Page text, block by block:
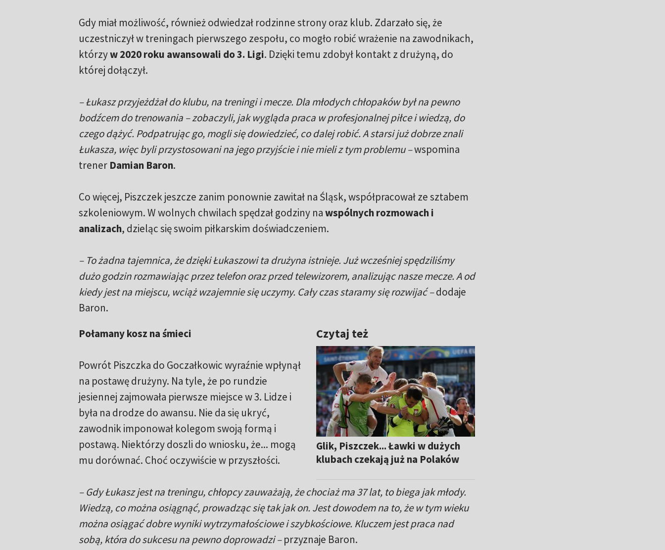
Gdy miał możliwość, również odwiedzał rodzinne strony oraz klub. Zdarzało się, że
uczestniczył w treningach pierwszego zespołu, co mogło robić wrażenie na zawodnikach,
którzyw 2020 roku awansowali do 3. Ligi. Dzięki temu zdobył kontakt z drużyną, do
której dołączył.
– Łukasz przyjeżdżał do klubu, na treningi i mecze. Dla młodych chłopaków był na pewno
bodźcem do trenowania – zobaczyli, jak wygląda praca w profesjonalnej piłce i wiedzą, do
czego dążyć. Podpatrując go, mogli się dowiedzieć, co dalej robić. A starsi już dobrze znali
Łukasza, więc byli przystosowani na jego przyjście i nie mieli z tym problemu –wspomina
trener Damian Baron.
Co więcej, Piszczek jeszcze zanim ponownie zawitał na Śląsk, współpracował ze sztabem
szkoleniowym. W wolnych chwilach spędzał godziny nawspólnych rozmowach i
analizach, dzieląc się swoim piłkarskim doświadczeniem.
– To żadna tajemnica, że dzięki Łukaszowi ta drużyna istnieje. Już wcześniej spędziliśmy
dużo godzin rozmawiając przez telefon oraz przed telewizorem, analizując nasze mecze. A od
kiedy jest na miejscu, wciąż wzajemnie się uczymy. Cały czas staramy się rozwijać –dodaje
Baron.
Czytaj też
Glik, Piszczek... Ławki w dużych
klubach czekają już na Polaków
Połamany kosz na śmieci
Powrót Piszczka do Goczałkowic wyraźnie wpłynął
na postawę drużyny. Na tyle, że po rundzie
jesiennej zajmowała pierwsze miejsce w 3. Lidze i
była na drodze do awansu. Nie da się ukryć,
zawodnik imponował kolegom swoją formą i
postawą. Niektórzy doszli do wniosku, że... mogą
mu dorównać. Choć oczywiście w przyszłości.
– Gdy Łukasz jest na treningu, chłopcy zauważają, że chociaż ma 37 lat, to biega jak młody.
Wiedzą, co można osiągnąć, prowadząc się tak jak on. Jest dowodem na to, że w tym wieku
można osiągać dobre wyniki wytrzymałościowe i szybkościowe. Kluczem jest praca nad
sobą, która do sukcesu na pewno doprowadzi –przyznaje Baron.